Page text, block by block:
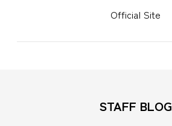
Official Site
STAFF BLOG